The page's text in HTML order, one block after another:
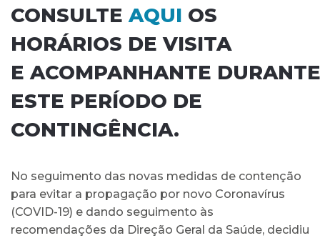
CONSULTEAQUI OS
HORÁRIOS DE VISITA
E ACOMPANHANTE DURANTE
ESTE PERÍODO DE
CONTINGÊNCIA.
No seguimento das novas medidas de contenção
para evitar a propagação por novo Coronavírus
(COVID-19) e dando seguimento às
recomendações da Direção Geral da Saúde, decidiu